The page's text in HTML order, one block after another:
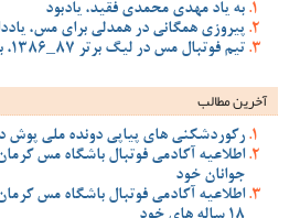
به یاد مهدی محمدی فقید، یادبود
پیروزی همگانی در همدلی برای مس،
تیم فوتبال مس در لیگ برتر 87_1386، با خاطرات مس
آخرین مطالب
رکوردشکنی های پیاپی دونده ملی پوش
اطلاعیه آکادمی فوتبال باشگاه مس
جوانان خود
اطلاعیه آکادمی فوتبال باشگاه مس